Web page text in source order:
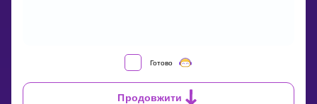
ДІЛЕНЕ,
Готово
Продовжити